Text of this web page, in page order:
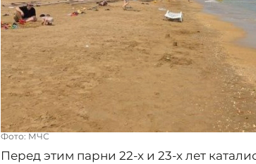
Фото: МЧС
Перед этим парни 22-х и 23-х лет